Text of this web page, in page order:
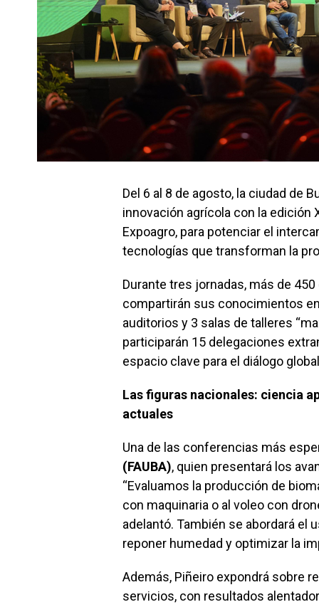
Del 6 al 8 de agosto, la ciudad de
innovación agrícola con la edición
Expoagro, para potenciar el
tecnologías que transforman la
Durante tres jornadas, más de
compartirán sus conocimientos
auditorios y 3 salas de talleres
participarán 15 delegaciones
espacio clave para el diálogo
Las figuras nacionales: ciencia
actuales
Una de las conferencias más
(FAUBA), quien presentará los
“Evaluamos la producción de
con maquinaria o al voleo con
adelantó. También se abordará el
reponer humedad y optimizar la
Además, Piñeiro expondrá sobre
servicios, con resultados